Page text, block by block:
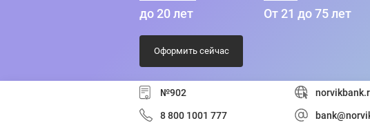
до 20 лет От 21 до 75 лет
Оформить сейчас
№902
8 800 1001 777